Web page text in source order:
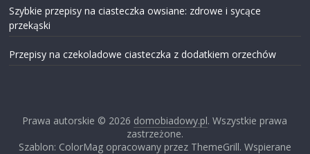
Szybkie przepisy na ciasteczka owsiane: zdrowe i sycące
przekąski
Przepisy na czekoladowe ciasteczka z dodatkiem orzechów
Prawa autorskie © 2026 domobiadowy.pl. Wszystkie prawa
zastrzeżone.
Szablon: ColorMag opracowany przez ThemeGrill. Wspierane